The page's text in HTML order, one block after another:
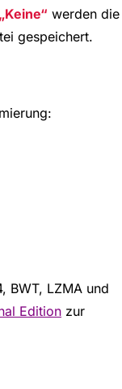
Keine
werden die
gespeichert.
BWT, LZMA und
Edition zur